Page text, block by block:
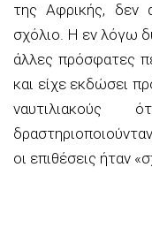
της Αφρικής, δεν
σχόλιο. Η εν λόγω
άλλες πρόσφατες
και είχε εκδώσει
ναυτιλιακούς
οι επιθέσεις ήταν